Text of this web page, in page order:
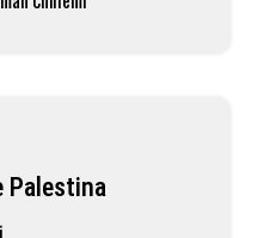
Palestina